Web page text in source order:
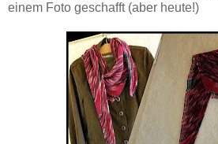
einem Foto geschafft (aber heute!)